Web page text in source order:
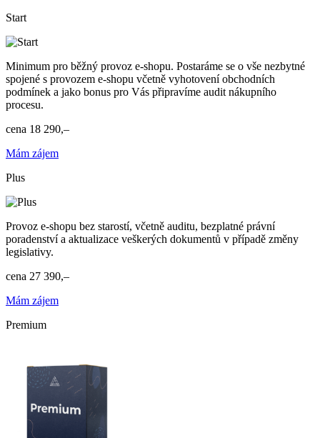
Start
Minimum pro běžný provoz e-shopu. Postaráme se o vše nezbytné
spojené s provozem e-shopu včetně vyhotovení obchodních
podmínek a jako bonus pro Vás připravíme audit nákupního
procesu.
cena 18 290,–
Mám zájem
Plus
Provoz e-shopu bez starostí, včetně auditu, bezplatné právní
poradenství a aktualizace veškerých dokumentů v případě změny
legislativy.
cena 27 390,–
Mám zájem
Premium